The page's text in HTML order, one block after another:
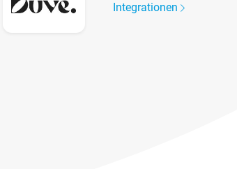
Integrationen